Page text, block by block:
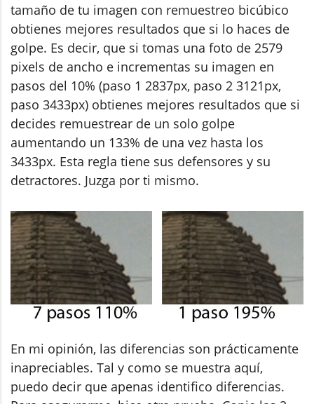
tamaño de tu imagen con remuestreo bicúbico
obtienes mejores resultados que si lo haces de
golpe. Es decir, que si tomas una foto de 2579
pixels de ancho e incrementas su imagen en
pasos del 10% (paso 1 2837px, paso 2 3121px,
paso 3433px) obtienes mejores resultados que si
decides remuestrear de un solo golpe
aumentando un 133% de una vez hasta los
3433px. Esta regla tiene sus defensores y su
detractores. Juzga por ti mismo.
En mi opinión, las diferencias son prácticamente
inapreciables. Tal y como se muestra aquí,
puedo decir que apenas identifico diferencias.